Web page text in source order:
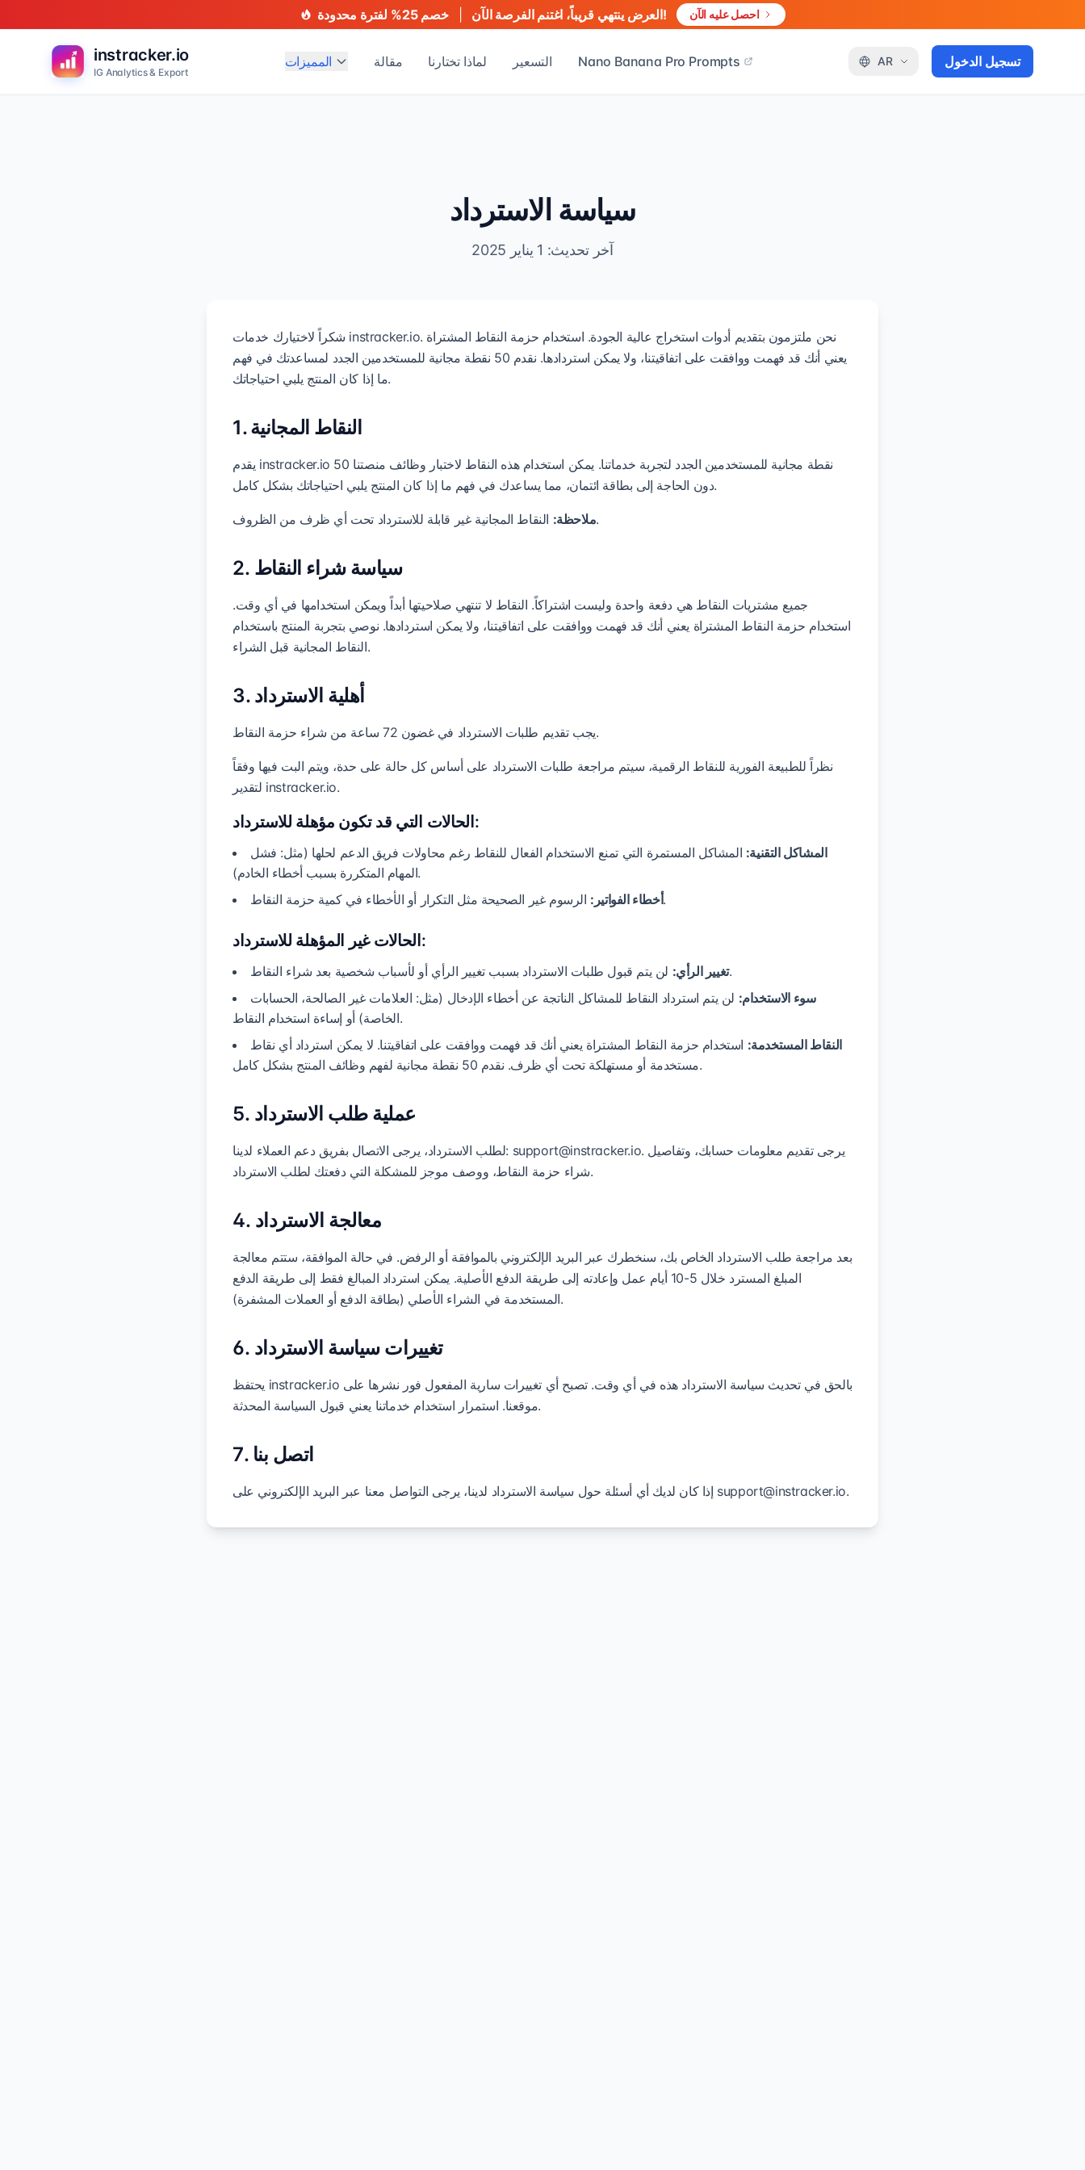
خصم 25% لفترة محدودة العرض ينتهي قريباً، اغتنم الفرصة الآن! احصل عليه الآن
instracker.io
IG Analytics & Export
المميزات مقالة لماذا تختارنا التسعير Nano Banana Pro Prompts AR تسجيل الدخول
سياسة الاسترداد
آخر تحديث: 1 يناير 2025
شكراً لاختيارك خدمات instracker.io. نحن ملتزمون بتقديم أدوات استخراج عالية الجودة. استخدام حزمة النقاط المشتراة
يعني أنك قد فهمت ووافقت على اتفاقيتنا، ولا يمكن استردادها. نقدم 50 نقطة مجانية للمستخدمين الجدد لمساعدتك في فهم
ما إذا كان المنتج يلبي احتياجاتك.
1. النقاط المجانية
يقدم instracker.io 50 نقطة مجانية للمستخدمين الجدد لتجربة خدماتنا. يمكن استخدام هذه النقاط لاختبار وظائف منصتنا
دون الحاجة إلى بطاقة ائتمان، مما يساعدك في فهم ما إذا كان المنتج يلبي احتياجاتك بشكل كامل.
ملاحظة:النقاط المجانية غير قابلة للاسترداد تحت أي ظرف من الظروف.
2. سياسة شراء النقاط
جميع مشتريات النقاط هي دفعة واحدة وليست اشتراكاً. النقاط لا تنتهي صلاحيتها أبداً ويمكن استخدامها في أي وقت.
استخدام حزمة النقاط المشتراة يعني أنك قد فهمت ووافقت على اتفاقيتنا، ولا يمكن استردادها. نوصي بتجربة المنتج باستخدام
النقاط المجانية قبل الشراء.
3. أهلية الاسترداد
يجب تقديم طلبات الاسترداد في غضون 72 ساعة من شراء حزمة النقاط.
نظراً للطبيعة الفورية للنقاط الرقمية، سيتم مراجعة طلبات الاسترداد على أساس كل حالة على حدة، ويتم البت فيها وفقاً
لتقدير instracker.io.
الحالات التي قد تكون مؤهلة للاسترداد:
المشاكل التقنية: المشاكل المستمرة التي تمنع الاستخدام الفعال للنقاط رغم محاولات فريق الدعم لحلها (مثل: فشل
المهام المتكررة بسبب أخطاء الخادم).
أخطاء الفواتير:الرسوم غير الصحيحة مثل التكرار أو الأخطاء في كمية حزمة النقاط.
الحالات غير المؤهلة للاسترداد:
تغيير الرأي:لن يتم قبول طلبات الاسترداد بسبب تغيير الرأي أو لأسباب شخصية بعد شراء النقاط.
سوء الاستخدام: لن يتم استرداد النقاط للمشاكل الناتجة عن أخطاء الإدخال (مثل: العلامات غير الصالحة، الحسابات
الخاصة) أو إساءة استخدام النقاط.
النقاط المستخدمة: استخدام حزمة النقاط المشتراة يعني أنك قد فهمت ووافقت على اتفاقيتنا. لا يمكن استرداد أي نقاط
مستخدمة أو مستهلكة تحت أي ظرف. نقدم 50 نقطة مجانية لفهم وظائف المنتج بشكل كامل.
5. عملية طلب الاسترداد
لطلب الاسترداد، يرجى الاتصال بفريق دعم العملاء لدينا: support@instracker.io. يرجى تقديم معلومات حسابك، وتفاصيل
شراء حزمة النقاط، ووصف موجز للمشكلة التي دفعتك لطلب الاسترداد.
4. معالجة الاسترداد
بعد مراجعة طلب الاسترداد الخاص بك، سنخطرك عبر البريد الإلكتروني بالموافقة أو الرفض. في حالة الموافقة، ستتم معالجة
المبلغ المسترد خلال 5-10 أيام عمل وإعادته إلى طريقة الدفع الأصلية. يمكن استرداد المبالغ فقط إلى طريقة الدفع
المستخدمة في الشراء الأصلي (بطاقة الدفع أو العملات المشفرة).
6. تغييرات سياسة الاسترداد
يحتفظ instracker.io بالحق في تحديث سياسة الاسترداد هذه في أي وقت. تصبح أي تغييرات سارية المفعول فور نشرها على
موقعنا. استمرار استخدام خدماتنا يعني قبول السياسة المحدثة.
7. اتصل بنا
support@instracker.io.